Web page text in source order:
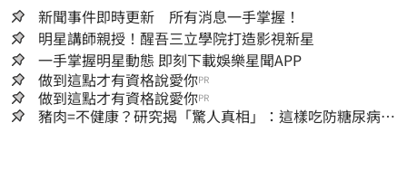
新聞事件即時更新 所有消息一手掌握！
明星講師親授！醒吾三立學院打造影視新星
一手掌握明星動態 即刻下載娛樂星聞APP
做到這點才有資格說愛你PR
做到這點才有資格說愛你PR
豬肉=不健康？研究揭「驚人真相」：這樣吃防糖尿病、